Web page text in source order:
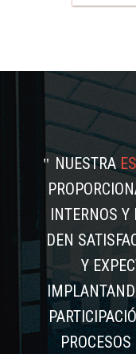
NUESTRA
INTERNOS Y
DEN
Y